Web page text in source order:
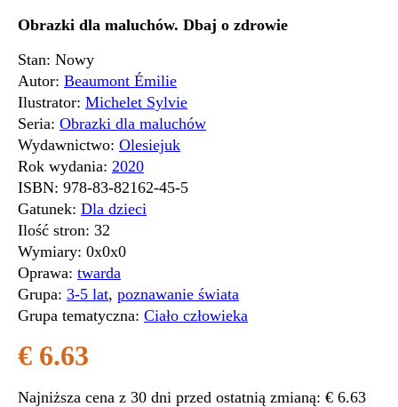
Obrazki dla maluchów. Dbaj o zdrowie
Stan: Nowy
Autor: Beaumont Émilie
Ilustrator: Michelet Sylvie
Seria: Obrazki dla maluchów
Wydawnictwo: Olesiejuk
Rok wydania: 2020
ISBN: 978-83-82162-45-5
Gatunek: Dla dzieci
Ilość stron: 32
Wymiary: 0x0x0
Oprawa: twarda
Grupa: 3-5 lat, poznawanie świata
Grupa tematyczna: Ciało człowieka
€ 6.63
Najniższa cena z 30 dni przed ostatnią zmianą: € 6.63